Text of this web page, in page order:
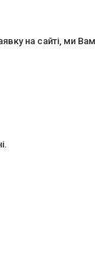
на сайті, ми Вам